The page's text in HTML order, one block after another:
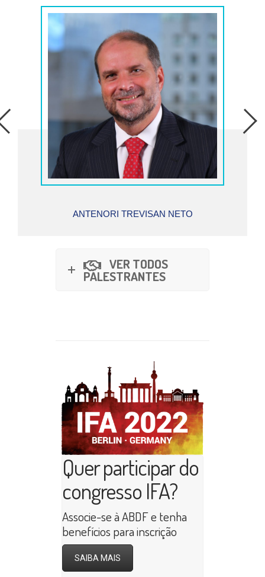
ANTENORI TREVISAN NETO
VER TODOS
PALESTRANTES
Quer participar do
congresso IFA?
Associe-se à ABDF e tenha
benefícios para inscrição
SAIBA MAIS